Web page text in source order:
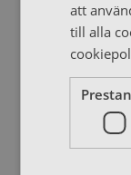
att
till alla